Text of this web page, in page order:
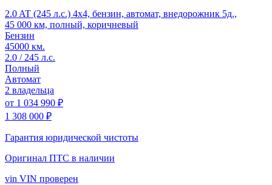
2.0 AT (245 л.с.) 4x4, бензин, автомат, внедорожник 5д.,
45 000 км, полный, коричневый
Бензин
45000 км.
2.0 / 245 л.с.
Полный
Автомат
2 владельца
от 1 034 990 ₽
1 308 000 ₽
Гарантия юридической чистоты
Оригинал ПТС в наличии
vin VIN проверен